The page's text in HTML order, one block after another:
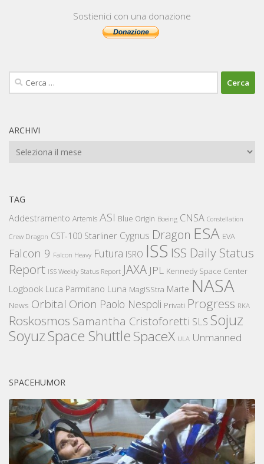
Sostienici con una donazione
Ricerca
per:
ARCHIVI
Archivi
TAG
Addestramento Artemis ASI Blue Origin Boeing CNSA Constellation
Crew Dragon CST-100 Starliner Cygnus Dragon ESA EVA
Falcon 9 Falcon Heavy Futura ISRO ISS ISS Daily Status
Report ISS Weekly Status Report JAXA JPL Kennedy Space Center
Logbook Luca Parmitano Luna MagISStra Marte NASA
News Orbital Orion Paolo Nespoli Privati Progress RKA
Roskosmos Samantha Cristoforetti SLS Sojuz
SoyuzSpace ShuttleSpaceX ULA Unmanned
SPACEHUMOR